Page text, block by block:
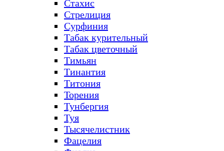
Стахис
Стрелиция
Сурфиния
Табак курительный
Табак цветочный
Тимьян
Тинантия
Титония
Торения
Тунбергия
Туя
Тысячелистник
Фацелия